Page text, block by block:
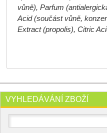
vůně), Parfum
Acid (součást vůně,
Extract (propolis), Citric
VYHLEDÁVÁNÍ ZBOŽÍ